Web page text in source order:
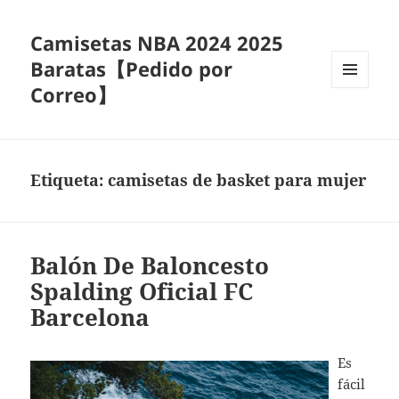
Camisetas NBA 2024 2025
Baratas【Pedido por
Correo】
Etiqueta:camisetas de basket para mujer
Balón De Baloncesto
Spalding Oficial FC
Barcelona
Es
fácil